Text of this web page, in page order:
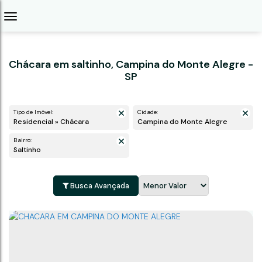
Chácara em saltinho, Campina do Monte Alegre -
SP
Tipo de Imóvel:
Residencial » Chácara
Cidade:
Campina do Monte Alegre
Bairro:
saltinho
Busca Avançada